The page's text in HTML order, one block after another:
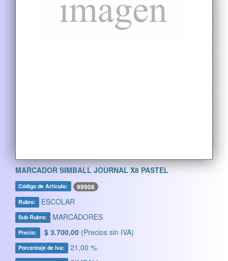
MARCADOR SIMBALL JOURNAL X8 PASTEL
Código de Artículo: 99908
Rubro: ESCOLAR
Sub Rubro: MARCADORES
Precio: $ 3.700,00 (Precios sin IVA)
Porcentaje de Iva: 21,00 %